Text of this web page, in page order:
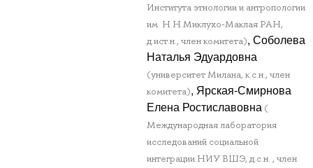
Института этнологии и антропологии
им. Н.Н.Миклухо-Маклая РАН,
д.ист.н., член комитета), Соболева
Наталья Эдуардовна
(университет Милана, к.с.н., член
комитета), Ярская-Смирнова
Елена Ростиславовна (
Международная лаборатория
исследований социальной
интеграции НИУ ВШЭ, д.с.н. , член